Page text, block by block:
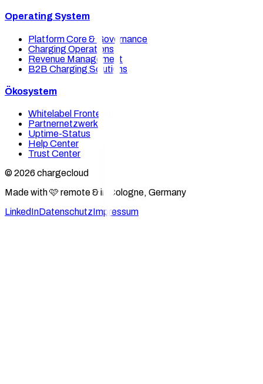
Operating System
Platform Core & Governance
Charging Operations
Revenue Management
B2B Charging Solutions
Ökosystem
Whitelabel Frontends
Partnernetzwerk
Uptime-Status
Help Center
Trust Center
© 2026 chargecloud
Made with 🩷 remote & in Cologne, Germany
LinkedInDatenschutzImpressum